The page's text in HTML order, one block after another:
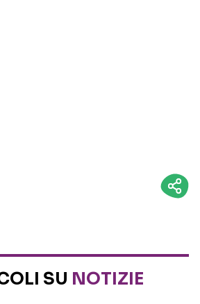
SU NOTIZIE